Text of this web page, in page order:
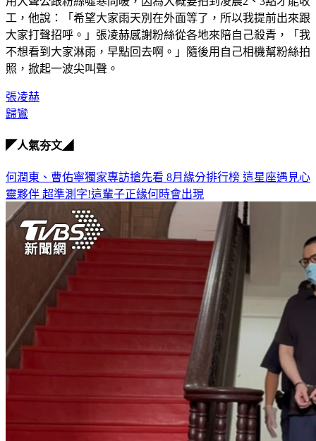
工，他說：「希望大家雨天別在外面等了，所以我提前出來跟
大家打聲招呼。」張凌赫感謝粉絲從各地來陪自己殺青，「我
不想看到大家淋雨，早點回去啊。」隨後用自己相機幫粉絲拍
照，掀起一波尖叫聲。
張凌赫
歸鸞
◤人氣夯文◢
何潤東、曹佑寧獨家專訪搶先看 8月緣分排行榜 這星座遇見心
靈夥伴 超準測字!這輩子正緣何時會出現